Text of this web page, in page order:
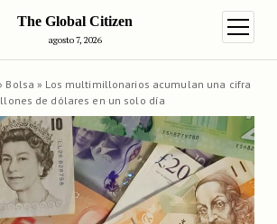
The Global Citizen
agosto 7, 2026
abrir
Bolsa » Los multimillonarios acumulan una cifra
de dólares en un solo día